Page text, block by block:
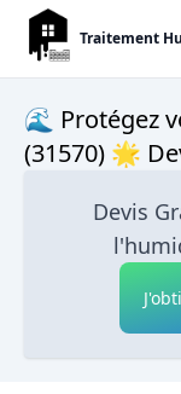
Traitement
🌊 Protégez
(31570) 🌟
Devis